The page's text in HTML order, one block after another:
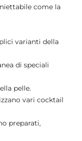
come la
varianti della
di speciali
pelle.
vari cocktail
preparati,